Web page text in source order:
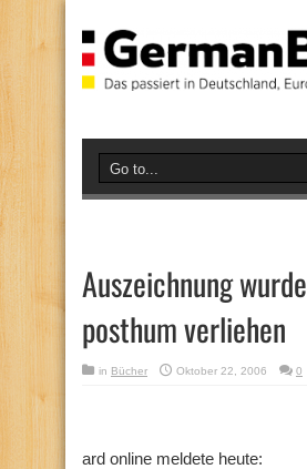
Auszeichnung wurde
posthum verliehen
in Bücher Oktober 22, 2006 0
ard online meldete heute: